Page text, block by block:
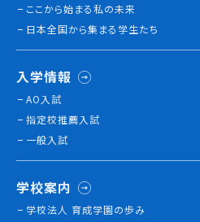
コンクールチャレンジ
海外研修
施設・設備紹介
先生紹介
キャンパスライフ
学生カフェ営業インフォメーション
コックコート紹介
訪問者別
高校生の方へ
ここから始まる私の未来
日本全国から集まる学生たち
入学情報
AO入試
指定校推薦入試
一般入試
学校案内
学校法人 育成学園の歩み